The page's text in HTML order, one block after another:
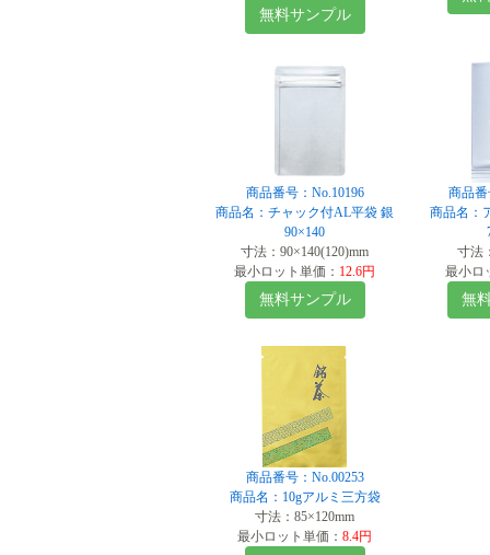
無料サンプル
商品番号：No.10196
商品名：チャック付AL平袋 銀
90×140
寸法：90×140(120)mm
最小ロット単価： 12.6円
無料サンプル
商品番
商品名：
寸法
最小ロ
無
商品番号：No.00253
商品名：10gアルミ三方袋
寸法：85×120mm
最小ロット単価： 8.4円